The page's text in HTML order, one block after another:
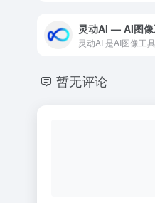
暂无评论